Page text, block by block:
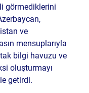
görmediklerini
ve
mensuplarıyla
bilgi havuzu ve
oluşturmayı
getirdi.